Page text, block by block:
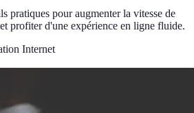
pratiques pour augmenter la vitesse de
profiter d'une expérience en ligne fluide.
Internet